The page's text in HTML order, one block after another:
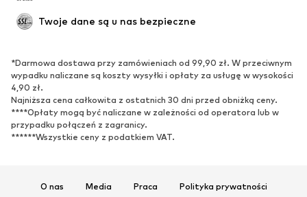
Nowości
Na czasie
Trampki & sneakersy
Czółenka & buty na obcasie
Kozaki
Sandały
Ekskluzywne
Twoje dane są u nas bezpieczne
*Darmowa dostawa przy zamówieniach od 99,90 zł. W przeciwnym
wypadku naliczane są koszty wysyłki i opłaty za usługę w wysokości
4,90 zł.
Najniższa cena całkowita z ostatnich 30 dni przed obniżką ceny.
****Opłaty mogą być naliczane w zależności od operatora lub w
przypadku połączeń z zagranicy.
******Wszystkie ceny z podatkiem VAT.
O nas Media Praca Polityka prywatności